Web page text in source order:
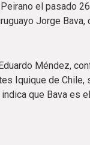
el pasado
Jorge
Méndez,
Iquique de Chile,
que Bava es